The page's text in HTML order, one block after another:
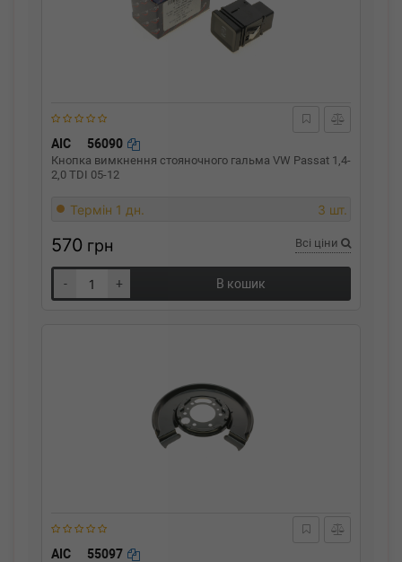
AIC 56090
Кнопка вимкнення стояночного гальма VW Passat 1,4-
2,0 TDI 05-12
Термін 1 дн. 3 шт.
570 грн Всі ціни
- + В кошик
AIC 55097